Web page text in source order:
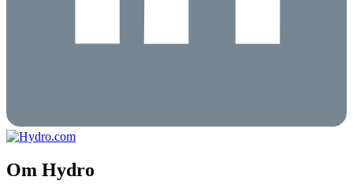
Om Hydro